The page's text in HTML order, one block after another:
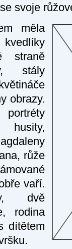
svoje
měla
straně
stály
obrazy.
portréty
růže
vaří.
dvě
rodina
dítětem